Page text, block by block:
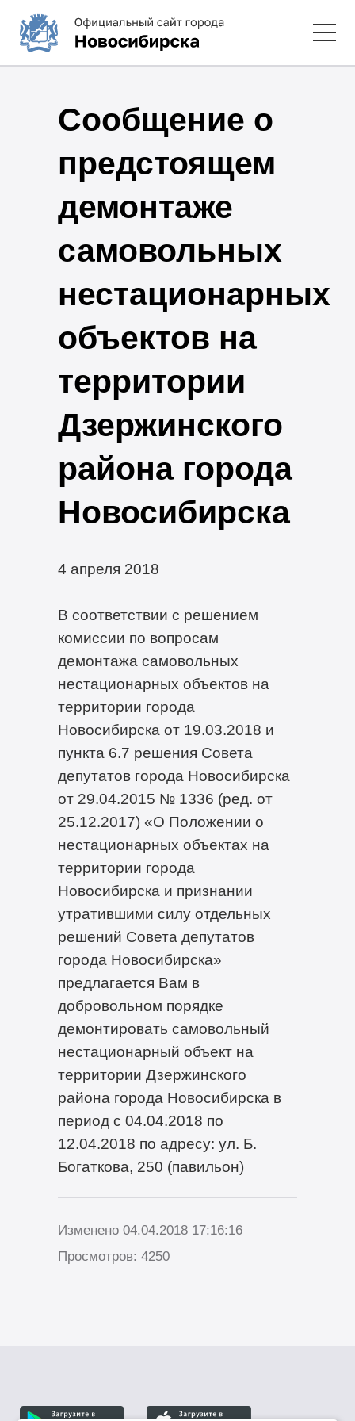
Сообщение о
предстоящем
демонтаже
самовольных
нестационарных
объектов на
территории
Дзержинского
района города
Новосибирска
4 апреля 2018
В соответствии с решением
комиссии по вопросам
демонтажа самовольных
нестационарных объектов на
территории города
Новосибирска от 19.03.2018 и
пункта 6.7 решения Совета
депутатов города Новосибирска
от 29.04.2015 № 1336 (ред. от
25.12.2017) «О Положении о
нестационарных объектах на
территории города
Новосибирска и признании
утратившими силу отдельных
решений Совета депутатов
города Новосибирска»
предлагается Вам в
добровольном порядке
демонтировать самовольный
нестационарный объект на
территории Дзержинского
района города Новосибирска в
период с 04.04.2018 по
12.04.2018 по адресу: ул. Б.
Богаткова, 250 (павильон)
Изменено 04.04.2018 17:16:16
Просмотров: 4250